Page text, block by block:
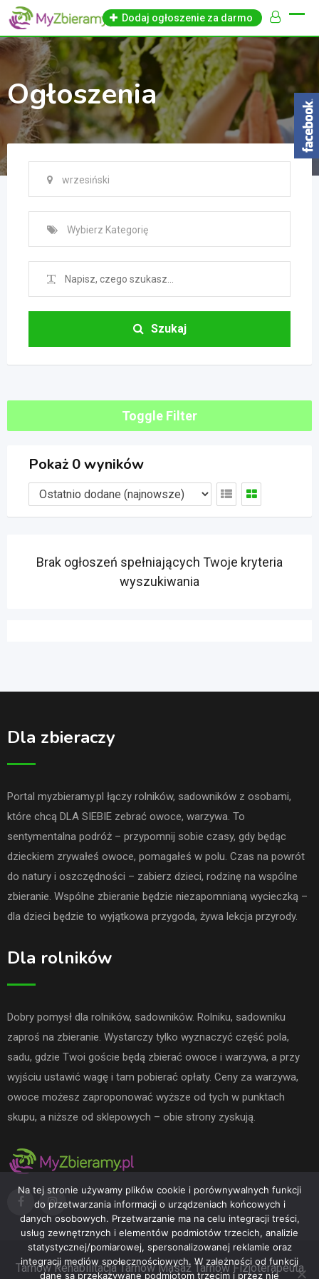
Skip
content
Dodaj ogłoszenie za darmo
Ogłoszenia
wrzesiński
Wybierz Kategorię
Szukaj
Toggle Filter
Pokaż 0 wyników
Brak ogłoszeń spełniających Twoje kryteria
wyszukiwania
Dla zbieraczy
Portal myzbieramy.pl łączy rolników, sadowników z osobami,
które chcą DLA SIEBIE zebrać owoce, warzywa. To
sentymentalna podróż – przypomnij sobie czasy, gdy będąc
dzieckiem zrywałeś owoce, pomagałeś w polu. Czas na powrót
do natury i oszczędności – zabierz dzieci, rodzinę na wspólne
zbieranie. Wspólne zbieranie będzie niezapomnianą wycieczką –
dla dzieci będzie to wyjątkowa przygoda, żywa lekcja przyrody.
Dla rolników
Dobry pomysł dla rolników, sadowników. Rolniku, sadowniku
zaproś na zbieranie. Wystarczy tylko wyznaczyć część pola,
sadu, gdzie Twoi goście będą zbierać owoce i warzywa, a przy
wyjściu ustawić wagę i tam pobierać opłaty. Ceny za warzywa,
owoce możesz zaproponować wyższe od tych w punktach
skupu, a niższe od sklepowych – obie strony zyskują.
Tarnów Rehabilitacja Tarnów Masaż Tarnów Fizjoterapeuta
Na tej stronie używamy plików cookie i porównywalnych funkcji
do przetwarzania informacji o urządzeniach końcowych i
danych osobowych. Przetwarzanie ma na celu integracji treści,
usług zewnętrznych i elementów podmiotów trzecich, analizie
statystycznej/pomiarowej, spersonalizowanej reklamie oraz
integracji mediów społecznościowych. W zależności od funkcji
dane są przekazywane podmiotom trzecim i przez nie